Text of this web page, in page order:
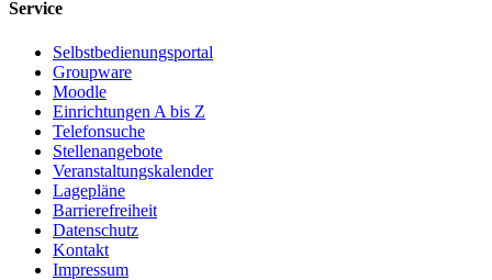
Service
Selbstbedienungsportal
Groupware
Moodle
Einrichtungen A bis Z
Telefonsuche
Stellenangebote
Veranstaltungskalender
Lagepläne
Barrierefreiheit
Datenschutz
Kontakt
Impressum